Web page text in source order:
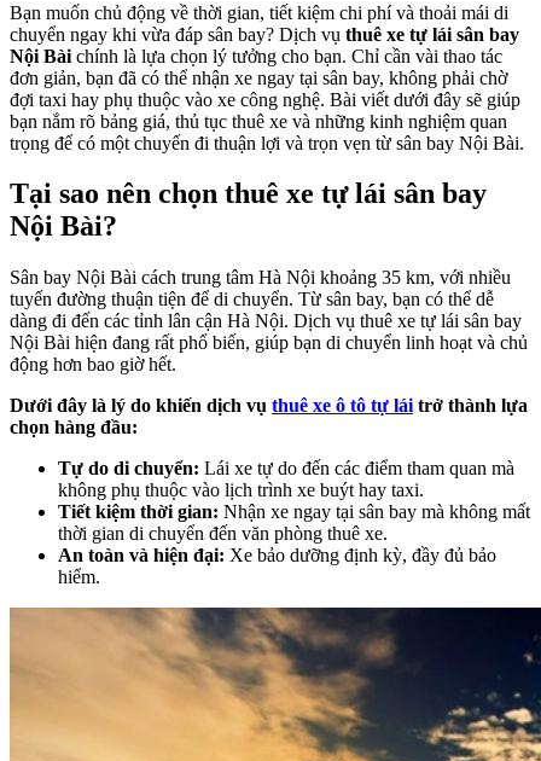
Bạn muốn chủ động về thời gian, tiết kiệm chi phí và thoải mái di
chuyển ngay khi vừa đáp sân bay? Dịch vụ thuê xe tự lái sân bay
Nội Bài chính là lựa chọn lý tưởng cho bạn. Chỉ cần vài thao tác
đơn giản, bạn đã có thể nhận xe ngay tại sân bay, không phải chờ
đợi taxi hay phụ thuộc vào xe công nghệ. Bài viết dưới đây sẽ giúp
bạn nắm rõ bảng giá, thủ tục thuê xe và những kinh nghiệm quan
trọng để có một chuyến đi thuận lợi và trọn vẹn từ sân bay Nội Bài.
Tại sao nên chọn thuê xe tự lái sân bay
Nội Bài?
Sân bay Nội Bài cách trung tâm Hà Nội khoảng 35 km, với nhiều
tuyến đường thuận tiện để di chuyển. Từ sân bay, bạn có thể dễ
dàng đi đến các tỉnh lân cận Hà Nội. Dịch vụ thuê xe tự lái sân bay
Nội Bài hiện đang rất phổ biến, giúp bạn di chuyển linh hoạt và chủ
động hơn bao giờ hết.
Dưới đây là lý do khiến dịch vụ thuê xe ô tô tự lái trở thành lựa
chọn hàng đầu:
Tự do di chuyển: Lái xe tự do đến các điểm tham quan mà
không phụ thuộc vào lịch trình xe buýt hay taxi.
Tiết kiệm thời gian: Nhận xe ngay tại sân bay mà không mất
thời gian di chuyển đến văn phòng thuê xe.
An toàn và hiện đại: Xe bảo dưỡng định kỳ, đầy đủ bảo
hiểm.